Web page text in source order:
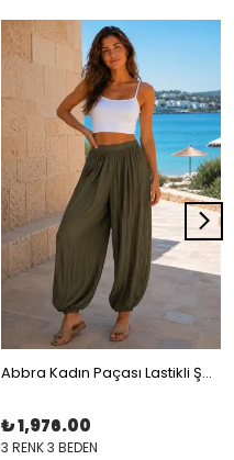
Abbra Kadın Paçası Lastikli Şalvar Pantalon
₺ 1,976.00
3 RENK 3 BEDEN